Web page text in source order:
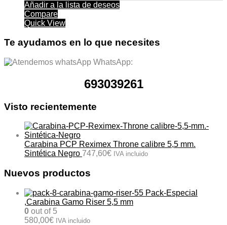
Añadir a la lista de deseos
Compare
Quick View
Te ayudamos en lo que necesites
WhatsApp:
693039261
Visto recientemente
Carabina PCP Reximex Throne calibre 5,5 mm.
Sintética Negro 747,60€ IVA incluido
Nuevos productos
Pack-Especial
,Carabina Gamo Riser 5,5 mm
0 out of 5
580,00€ IVA incluido